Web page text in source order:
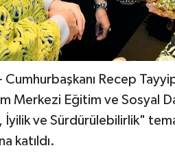
Cumhurbaşkanı Recep
Merkezi Eğitim ve Sosyal
İyilik ve Sürdürülebilirlik"
katıldı.